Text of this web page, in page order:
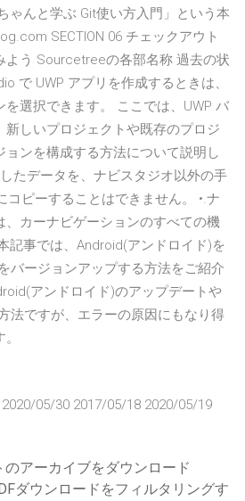
ゃんと学ぶ Git使い方入門」という本
SECTION 06 チェックアウト
よう Sourcetreeの各部名称 過去の状
で UWP アプリを作成するときは、
を選択できます。 ここでは、UWP バ
新しいプロジェクトや既存のプロジ
ョンを構成する方法について説明し
たデータを、ナビスタジオ以外の手
ピーすることはできません。 •.ナ
、カーナビゲーションのすべての機
記事では、Android(アンドロイド)を
バージョンアップする方法をご紹介
アンドロイド)のアップデートや
法ですが、エラーの原因にもなり得
05/30 2017/05/18 2020/05/19
アーカイブをダウンロード
ダウンロードをフィルタリングす